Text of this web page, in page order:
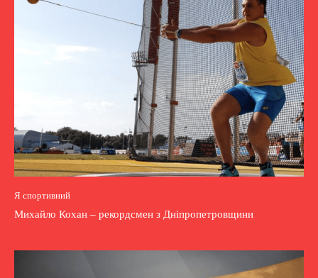
Я спортивний
Михайло Кохан – рекордсмен з Дніпропетровщини